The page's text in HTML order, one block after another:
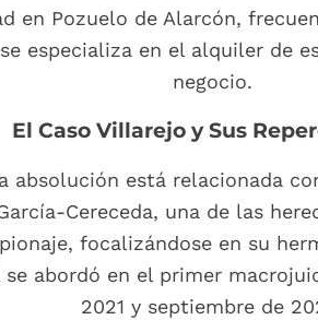
en Pozuelo de Alarcón,
especializa en el alquiler de
negocio.
El Caso Villarejo y Sus
absolución está relacionada
Cereceda, una de las
focalizándose en su
abordó en el primer
2021 y septiembre de